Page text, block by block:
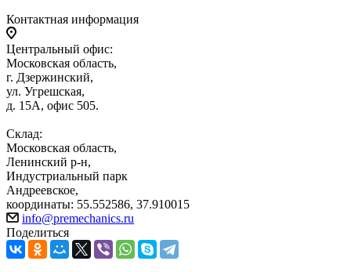
Контактная информация
Центральный офис:
Московская область,
г. Дзержинский,
ул. Угрешская,
д. 15А, офис 505.
Склад:
Московская область,
Ленинский р-н,
Индустриальный парк
Андреевское,
координаты: 55.552586, 37.910015
info@premechanics.ru
Поделиться